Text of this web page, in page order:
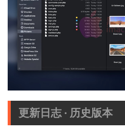
更新日志 · 历史版本